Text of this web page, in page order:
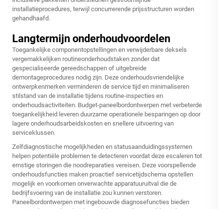
installatieprocedures, terwijl concurrerende prijsstructuren worden
gehandhaafd.
Langtermijn onderhoudvoordelen
Toegankelijke componentopstellingen en verwijderbare deksels
vergemakkelijken routineonderhoudstaken zonder dat
gespecialiseerde gereedschappen of uitgebreide
demontageprocedures nodig zijn. Deze onderhoudsvriendelijke
ontwerpkenmerken verminderen de service tijd en minimaliseren
stilstand van de installatie tijdens routine-inspecties en
onderhoudsactiviteiten. Budget-paneelbordontwerpen met verbeterde
toegankelijkheid leveren duurzame operationele besparingen op door
lagere onderhoudsarbeidskosten en snellere uitvoering van
serviceklussen.
Zelfdiagnostische mogelijkheden en statusaanduidingssystemen
helpen potentiële problemen te detecteren voordat deze escaleren tot
ernstige storingen die noodreparaties vereisen. Deze voorspellende
onderhoudsfuncties maken proactief servicetijdschema opstellen
mogelijk en voorkomen onverwachte apparatuuruitval die de
bedrijfsvoering van de installatie zou kunnen verstoren.
Paneelbordontwerpen met ingebouwde diagnosefuncties bieden